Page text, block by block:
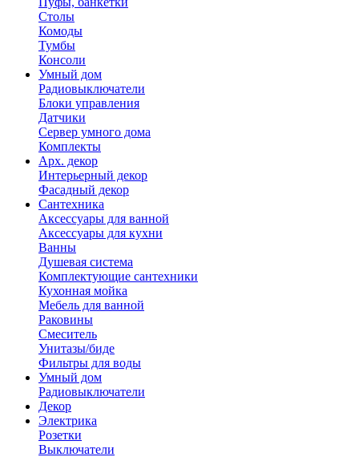
Столы
Комоды
Тумбы
Консоли
Умный дом
Радиовыключатели
Блоки управления
Датчики
Сервер умного дома
Комплекты
Арх. декор
Интерьерный декор
Фасадный декор
Сантехника
Аксессуары для ванной
Аксессуары для кухни
Ванны
Душевая система
Комплектующие сантехники
Кухонная мойка
Мебель для ванной
Раковины
Смеситель
Унитазы/биде
Фильтры для воды
Умный дом
Радиовыключатели
Декор
Электрика
Розетки
Выключатели